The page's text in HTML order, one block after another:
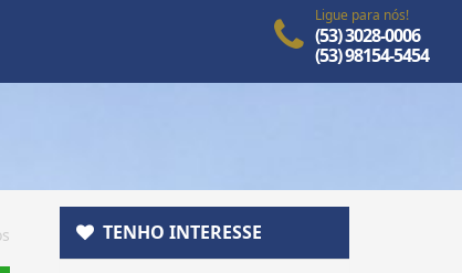
Ligue para nós!
(53) 3028-0006
(53) 98154-5454
TENHO INTERESSE